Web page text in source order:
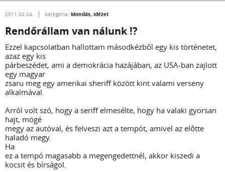
2011.02.24. Kategória: Mondás, idézet
Rendőrállam van nálunk !?
Ezzel kapcsolatban hallottam másodkézből egy kis történetet,
azaz egy kis
párbeszédet, ami a demokrácia hazájában, az USA-ban zajlott
egy magyar
zsaru meg egy amerikai sheriff között kint valami verseny
alkalmával.
Arról volt szó, hogy a seriff elmesélte, hogy ha valaki gyorsan
hajt, mögé
megy az autóval, és felveszi azt a tempót, amivel az előtte
haladó megy.
Ha
ez a tempó magasabb a megengedettnél, akkor kiszedi a
kocsit és bírságol.